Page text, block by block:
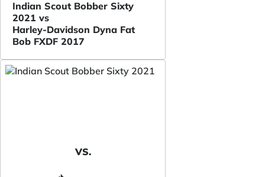
Indian Scout Bobber Sixty
2021 vs
Harley-Davidson Dyna Fat
Bob FXDF 2017
VS.